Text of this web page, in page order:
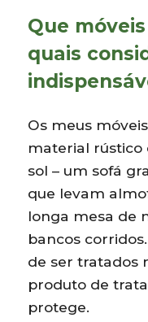
Que
quais
Os meus
material rústico
sol – um sofá
que levam
longa mesa de
bancos
de ser tratados
produto de
protege.